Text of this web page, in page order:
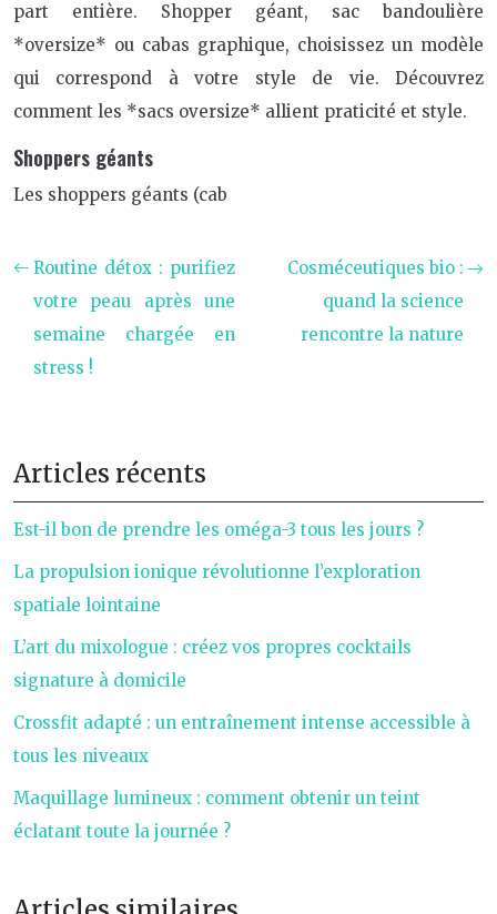
part entière. Shopper géant, sac bandoulière
*oversize* ou cabas graphique, choisissez un modèle
qui correspond à votre style de vie. Découvrez
comment les *sacs oversize* allient praticité et style.
Shoppers géants
Les shoppers géants (cab
Routine détox : purifiez
votre peau après une
semaine chargée en
stress !
Cosméceutiques bio :
quand la science
rencontre la nature
Articles récents
Est-il bon de prendre les oméga-3 tous les jours ?
La propulsion ionique révolutionne l’exploration
spatiale lointaine
L’art du mixologue : créez vos propres cocktails
signature à domicile
Crossfit adapté : un entraînement intense accessible à
tous les niveaux
Maquillage lumineux : comment obtenir un teint
éclatant toute la journée ?